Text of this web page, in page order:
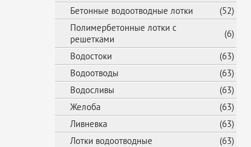
Бетонные водоотводные лотки
(52)
Полимербетонные лотки с
решетками
(6)
Водостоки
(63)
Водоотводы
(63)
Водосливы
(63)
Желоба
(63)
Ливневка
(63)
Лотки водоотводные
(63)